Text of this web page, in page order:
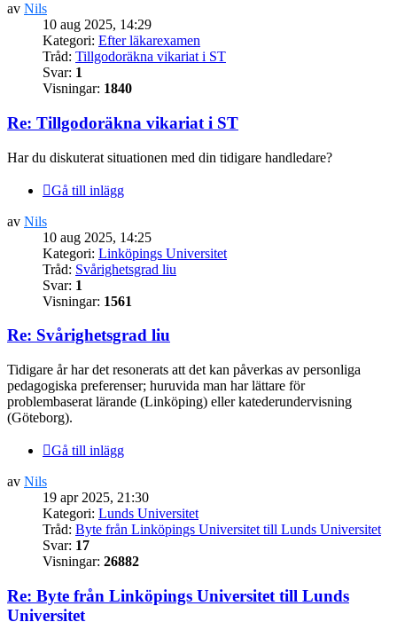
av Nils
10 aug 2025, 14:29
Kategori: Efter läkarexamen
Tråd: Tillgodoräkna vikariat i ST
Svar: 1
Visningar: 1840
Re: Tillgodoräkna vikariat i ST
Har du diskuterat situationen med din tidigare handledare?
Gå till inlägg
av Nils
10 aug 2025, 14:25
Kategori: Linköpings Universitet
Tråd: Svårighetsgrad liu
Svar: 1
Visningar: 1561
Re: Svårighetsgrad liu
Tidigare år har det resonerats att det kan påverkas av personliga
pedagogiska preferenser; huruvida man har lättare för
problembaserat lärande (Linköping) eller katederundervisning
(Göteborg).
Gå till inlägg
av Nils
19 apr 2025, 21:30
Kategori: Lunds Universitet
Tråd: Byte från Linköpings Universitet till Lunds Universitet
Svar: 17
Visningar: 26882
Re: Byte från Linköpings Universitet till Lunds
Universitet